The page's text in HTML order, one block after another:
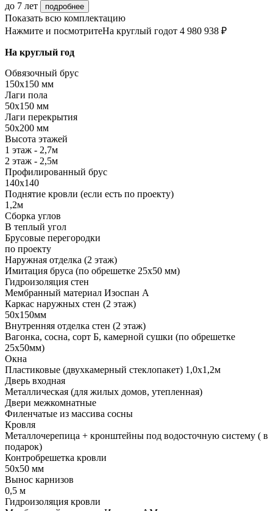
до 7 лет
подробнее
Показать всю комплектацию
Нажмите и посмотритеНа круглый годот 4 980 938 ₽
На круглый год
Обвязочный брус
150х150 мм
Лаги пола
50х150 мм
Лаги перекрытия
50х200 мм
Высота этажей
1 этаж - 2,7м
2 этаж - 2,5м
Профилированный брус
140х140
Поднятие кровли (если есть по проекту)
1,2м
Сборка углов
В теплый угол
Брусовые перегородки
по проекту
Наружная отделка (2 этаж)
Имитация бруса (по обрешетке 25х50 мм)
Гидроизоляция стен
Мембранный материал Изоспан А
Каркас наружных стен (2 этаж)
50х150мм
Внутренняя отделка стен (2 этаж)
Вагонка, сосна, сорт Б, камерной сушки (по обрешетке
25х50мм)
Окна
Пластиковые (двухкамерный стеклопакет) 1,0х1,2м
Дверь входная
Металлическая (для жилых домов, утепленная)
Двери межкомнатные
Филенчатые из массива сосны
Кровля
Металлочерепица + кронштейны под водосточную систему ( в
подарок)
Контробрешетка кровли
50х50 мм
Вынос карнизов
0,5 м
Гидроизоляция кровли